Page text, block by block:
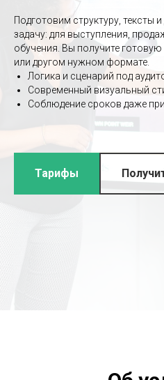
Подготовим структуру, тексты
задачу: для выступления,
обучения. Вы получите
или другом нужном формате.
Логика и сценарий под
Современный визуальный
Соблюдение сроков даже
Тарифы